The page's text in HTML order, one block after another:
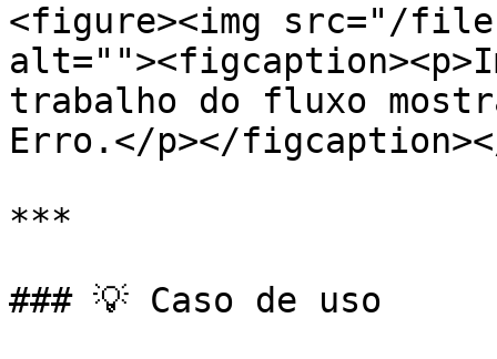
<figure><img src="/files/
trabalho do fluxo
Erro.</p></
***
### 💡 Caso de uso